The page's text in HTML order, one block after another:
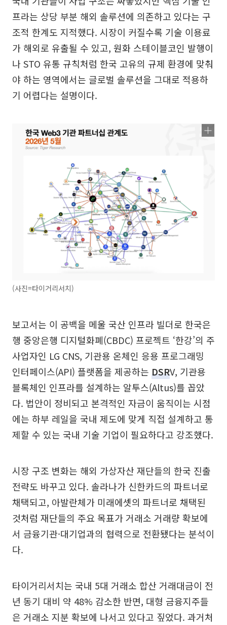
프라는 상당 부분 해외 솔루션에 의존하고 있다는 구
조적 한계도 지적했다. 시장이 커질수록 기술 이용료
가 해외로 유출될 수 있고, 원화 스테이블코인 발행이
나 STO 유통 규칙처럼 한국 고유의 규제 환경에 맞춰
야 하는 영역에서는 글로벌 솔루션을 그대로 적용하
기 어렵다는 설명이다.
(사진=타이거리서치)
보고서는 이 공백을 메울 국산 인프라 빌더로 한국은
행 중앙은행 디지털화폐(CBDC) 프로젝트 ‘한강’의 주
사업자인 LG CNS, 기관용 온체인 응용 프로그래밍
인터페이스(API) 플랫폼을 제공하는 DSRV, 기관용
블록체인 인프라를 설계하는 알투스(Altus)를 꼽았
다. 법안이 정비되고 본격적인 자금이 움직이는 시점
에는 하부 레일을 국내 제도에 맞게 직접 설계하고 통
제할 수 있는 국내 기술 기업이 필요하다고 강조했다.
시장 구조 변화는 해외 가상자산 재단들의 한국 진출
전략도 바꾸고 있다. 솔라나가 신한카드의 파트너로
채택되고, 아발란체가 미래에셋의 파트너로 채택된
것처럼 재단들의 주요 목표가 거래소 거래량 확보에
서 금융기관·대기업과의 협력으로 전환됐다는 분석이
다.
타이거리서치는 국내 5대 거래소 합산 거래대금이 전
년 동기 대비 약 48% 감소한 반면, 대형 금융지주들
은 거래소 지분 확보에 나서고 있다고 짚었다. 과거처